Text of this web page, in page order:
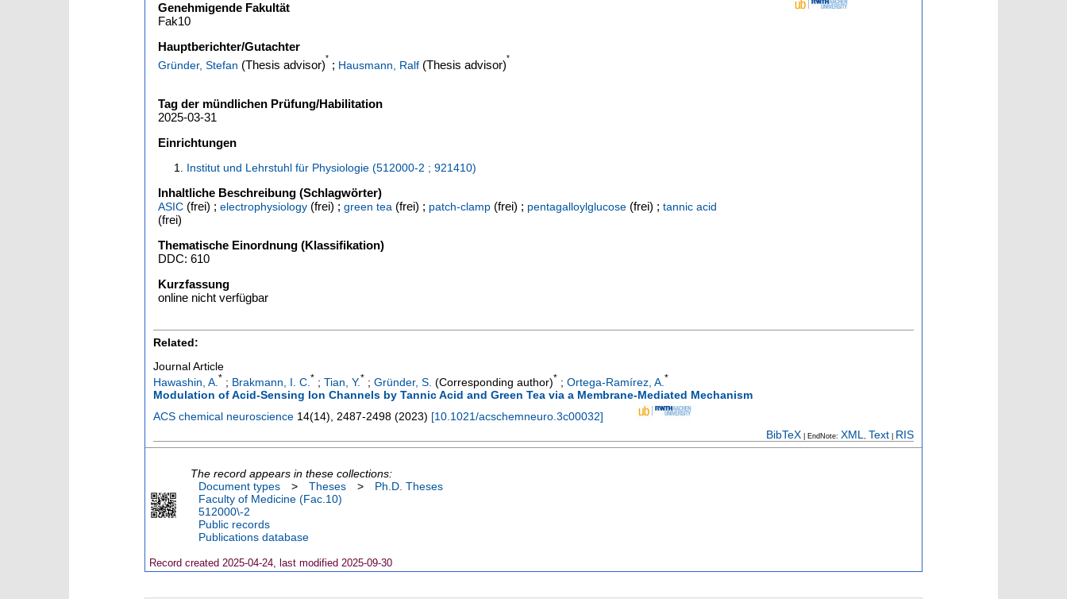
Genehmigende Fakultät
Fak10
Hauptberichter/Gutachter
Gründer, Stefan (Thesis advisor)
*
; Hausmann, Ralf (Thesis advisor)
*
Tag der mündlichen Prüfung/Habilitation
2025-03-31
Einrichtungen
Institut und Lehrstuhl für Physiologie (512000-2 ; 921410)
Inhaltliche Beschreibung (Schlagwörter)
ASIC (frei) ; electrophysiology (frei) ; green tea (frei) ; patch-clamp (frei) ; pentagalloylglucose (frei) ; tannic acid
(frei)
Thematische Einordnung (Klassifikation)
DDC: 610
Kurzfassung
online nicht verfügbar
Related:
Journal Article
Hawashin, A. * ; Brakmann, I. C. * ; Tian, Y.* ; Gründer, S. (Corresponding author)* ; Ortega-Ramírez, A. *
Modulation of Acid-Sensing Ion Channels by Tannic Acid and Green Tea via a Membrane-Mediated Mechanism
ACS chemical neuroscience 14(14), 2487-2498 (2023) [10.1021/acschemneuro.3c00032]
BibTeX | EndNote: XML Text RIS
The record appears in these collections:
Document types
> Theses >
Ph.D. Theses
Faculty of Medicine (Fac.10)
512000\-2
Public records
Publications database
Record created 2025-04-24, last modified 2025-09-30